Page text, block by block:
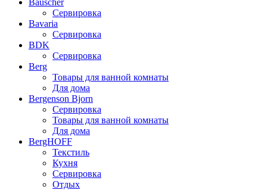
Bauscher
Сервировка
Bavaria
Сервировка
BDK
Сервировка
Berg
Товары для ванной комнаты
Для дома
Bergenson Bjorn
Сервировка
Товары для ванной комнаты
Для дома
BergHOFF
Текстиль
Кухня
Сервировка
Отдых